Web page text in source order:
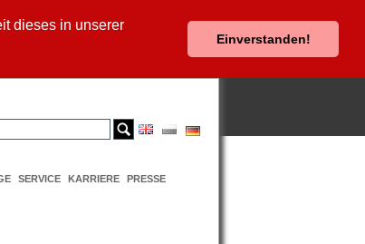
dieses in unserer
Einverstanden!
SERVICE KARRIERE PRESSE